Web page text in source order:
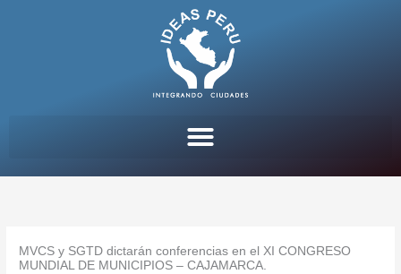
MVCS y SGTD dictarán conferencias en el XI CONGRESO
MUNDIAL DE MUNICIPIOS – CAJAMARCA.